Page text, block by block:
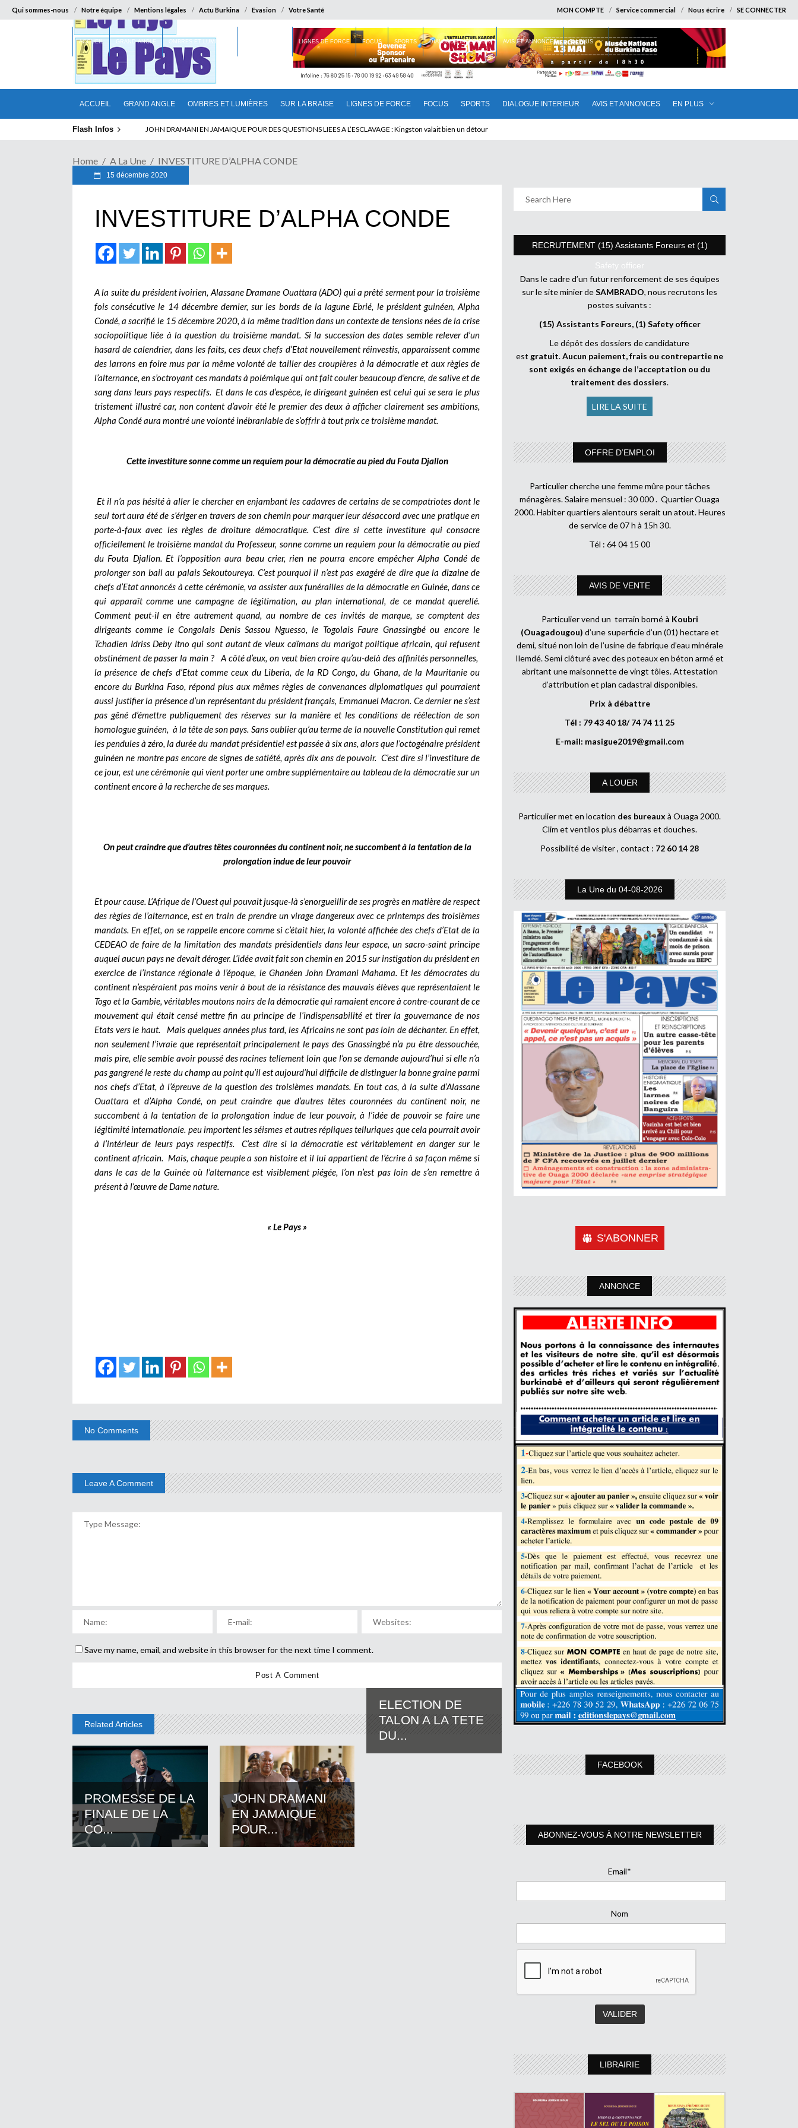
Qui sommes-nous Notre équipe Mentions légales Actu Burkina Evasion Votre Santé MON COMPTE Service commercial Nous écrire SE CONNECTER
ACCUEIL GRAND ANGLE OMBRES ET LUMIÈRES SUR LA BRAISE LIGNES DE FORCE FOCUS SPORTS DIALOGUE INTERIEUR AVIS ET ANNONCES EN PLUS
ACCUEIL GRAND ANGLE OMBRES ET LUMIÈRES LIGNES DE FORCE FOCUS SPORTS DIALOGUE INTERIEUR AVIS ET ANNONCES EN PLUS
Flash Infos ELECTION DE TALON A LA TETE DU SENAT BENINOIS : Quand Patrice quitte le pouvoir sans partir !
Home A La Une INVESTITURE D’ALPHA CONDE
15 décembre 2020
INVESTITURE D’ALPHA CONDE
A la suite du président ivoirien, Alassane Dramane Ouattara (ADO) qui a prêté serment pour la troisième
fois consécutive le 14 décembre dernier, sur les bords de la lagune Ebrié, le président guinéen, Alpha
Condé, a sacrifié le 15 décembre 2020, à la même tradition dans un contexte de tensions nées de la crise
sociopolitique liée à la question du troisième mandat. Si la succession des dates semble relever d’un
hasard de calendrier, dans les faits, ces deux chefs d’Etat nouvellement réinvestis, apparaissent comme
des larrons en foire mus par la même volonté de tailler des croupières à la démocratie et aux règles de
l’alternance, en s’octroyant ces mandats à polémique qui ont fait couler beaucoup d’encre, de salive et de
sang dans leurs pays respectifs. Et dans le cas d’espèce, le dirigeant guinéen est celui qui se sera le plus
tristement illustré car, non content d’avoir été le premier des deux à afficher clairement ses ambitions,
Alpha Condé aura montré une volonté inébranlable de s’offrir à tout prix ce troisième mandat.
Cette investiture sonne comme un requiem pour la démocratie au pied du Fouta Djallon
Et il n’a pas hésité à aller le chercher en enjambant les cadavres de certains de se compatriotes dont le
seul tort aura été de s’ériger en travers de son chemin pour marquer leur désaccord avec une pratique en
porte-à-faux avec les règles de droiture démocratique. C’est dire si cette investiture qui consacre
officiellement le troisième mandat du Professeur, sonne comme un requiem pour la démocratie au pied
du Fouta Djallon. Et l’opposition aura beau crier, rien ne pourra encore empêcher Alpha Condé de
prolonger son bail au palais Sekoutoureya. C’est pourquoi il n’est pas exagéré de dire que la dizaine de
chefs d’Etat annoncés à cette cérémonie, va assister aux funérailles de la démocratie en Guinée, dans ce
qui apparaît comme une campagne de légitimation, au plan international, de ce mandat querellé.
Comment peut-il en être autrement quand, au nombre de ces invités de marque, se comptent des
dirigeants comme le Congolais Denis Sassou Nguesso, le Togolais Faure Gnassingbé ou encore le
Tchadien Idriss Deby Itno qui sont autant de vieux caïmans du marigot politique africain, qui refusent
obstinément de passer la main ? A côté d’eux, on veut bien croire qu’au-delà des affinités personnelles,
la présence de chefs d’Etat comme ceux du Liberia, de la RD Congo, du Ghana, de la Mauritanie ou
encore du Burkina Faso, répond plus aux mêmes règles de convenances diplomatiques qui pourraient
aussi justifier la présence d’un représentant du président français, Emmanuel Macron. Ce dernier ne s’est
pas gêné d’émettre publiquement des réserves sur la manière et les conditions de réélection de son
homologue guinéen, à la tête de son pays. Sans oublier qu’au terme de la nouvelle Constitution qui remet
les pendules à zéro, la durée du mandat présidentiel est passée à six ans, alors que l’octogénaire président
guinéen ne montre pas encore de signes de satiété, après dix ans de pouvoir. C’est dire si l’investiture de
ce jour, est une cérémonie qui vient porter une ombre supplémentaire au tableau de la démocratie sur un
continent encore à la recherche de ses marques.
On peut craindre que d’autres têtes couronnées du continent noir, ne succombent à la tentation de la
prolongation indue de leur pouvoir
Et pour cause. L’Afrique de l’Ouest qui pouvait jusque-là s’enorgueillir de ses progrès en matière de respect
des règles de l’alternance, est en train de prendre un virage dangereux avec ce printemps des troisièmes
mandats. En effet, on se rappelle encore comme si c’était hier, la volonté affichée des chefs d’Etat de la
CEDEAO de faire de la limitation des mandats présidentiels dans leur espace, un sacro-saint principe
auquel aucun pays ne devait déroger. L’idée avait fait son chemin en 2015 sur instigation du président en
exercice de l’instance régionale à l’époque, le Ghanéen John Dramani Mahama. Et les démocrates du
continent n’espéraient pas moins venir à bout de la résistance des mauvais élèves que représentaient le
Togo et la Gambie, véritables moutons noirs de la démocratie qui ramaient encore à contre-courant de ce
mouvement qui était censé mettre fin au principe de l’indispensabilité et tirer la gouvernance de nos
Etats vers le haut. Mais quelques années plus tard, les Africains ne sont pas loin de déchanter. En effet,
non seulement l’ivraie que représentait principalement le pays des Gnassingbé n’a pu être dessouchée,
mais pire, elle semble avoir poussé des racines tellement loin que l’on se demande aujourd’hui si elle n’a
pas gangrené le reste du champ au point qu’il est aujourd’hui difficile de distinguer la bonne graine parmi
nos chefs d’Etat, à l’épreuve de la question des troisièmes mandats. En tout cas, à la suite d’Alassane
Ouattara et d’Alpha Condé, on peut craindre que d’autres têtes couronnées du continent noir, ne
succombent à la tentation de la prolongation indue de leur pouvoir, à l’idée de pouvoir se faire une
légitimité internationale. peu importent les séismes et autres répliques telluriques que cela pourrait avoir
à l’intérieur de leurs pays respectifs. C’est dire si la démocratie est véritablement en danger sur le
continent africain. Mais, chaque peuple a son histoire et il lui appartient de l’écrire à sa façon même si
dans le cas de la Guinée où l’alternance est visiblement piégée, l’on n’est pas loin de s’en remettre à
présent à l’œuvre de Dame nature.
« Le Pays »
No Comments
Leave A Comment
Save my name, email, and website in this browser for the next time I comment.
Related Articles
PROMESSE DE LA
FINALE DE LA
CO...
JOHN DRAMANI
EN JAMAIQUE
POUR...
ELECTION DE
TALON A LA TETE
DU...
RECRUTEMENT (15) Assistants Foreurs et (1)
Safety officer
Dans le cadre d’un futur renforcement de ses équipes
sur le site minier deSAMBRADO, nous recrutons les
postes suivants :
(15) Assistants Foreurs, (1) Safety officer
Le dépôt des dossiers de candidature
est gratuit.Aucun paiement, frais ou contrepartie ne
sont exigés en échange de l’acceptation ou du
traitement des dossiers.
LIRE LA SUITE
OFFRE D’EMPLOI
Particulier cherche une femme mûre pour tâches
ménagères. Salaire mensuel : 30 000 . Quartier Ouaga
2000. Habiter quartiers alentours serait un atout. Heures
de service de 07 h à 15h 30.
Tél : 64 04 15 00
AVIS DE VENTE
Particulier vend un terrain borné à Koubri
(Ouagadougou) d’une superficie d’un (01) hectare et
demi, situé non loin de l’usine de fabrique d’eau minérale
Ilemdé. Semi clôturé avec des poteaux en béton armé et
abritant une maisonnette de vingt tôles. Attestation
d’attribution et plan cadastral disponibles.
Prix à débattre
Tél : 79 43 40 18/ 74 74 11 25
E-mail: masigue2019@gmail.com
A LOUER
Particulier met en location des bureaux à Ouaga 2000.
Clim et ventilos plus débarras et douches.
Possibilité de visiter , contact : 72 60 14 28
La Une du 04-08-2026
S'ABONNER
ANNONCE
FACEBOOK
ABONNEZ-VOUS À NOTRE NEWSLETTER
Email*
Nom
LIBRAIRIE